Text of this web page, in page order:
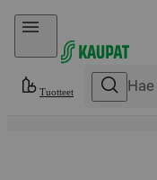
Hyppää sisältöön
Tuotteet